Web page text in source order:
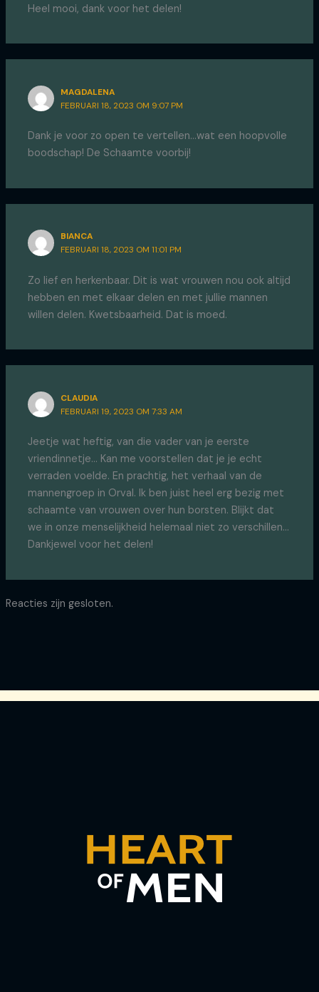
Heel mooi, dank voor het delen!
MAGDALENA
FEBRUARI 18, 2023 OM 9:07 PM
Dank je voor zo open te vertellen…wat een hoopvolle
boodschap! De Schaamte voorbij!
BIANCA
FEBRUARI 18, 2023 OM 11:01 PM
Zo lief en herkenbaar. Dit is wat vrouwen nou ook altijd
hebben en met elkaar delen en met jullie mannen
willen delen. Kwetsbaarheid. Dat is moed.
CLAUDIA
FEBRUARI 19, 2023 OM 7:33 AM
Jeetje wat heftig, van die vader van je eerste
vriendinnetje… Kan me voorstellen dat je je echt
verraden voelde. En prachtig, het verhaal van de
mannengroep in Orval. Ik ben juist heel erg bezig met
schaamte van vrouwen over hun borsten. Blijkt dat
we in onze menselijkheid helemaal niet zo verschillen…
Dankjewel voor het delen!
Reacties zijn gesloten.